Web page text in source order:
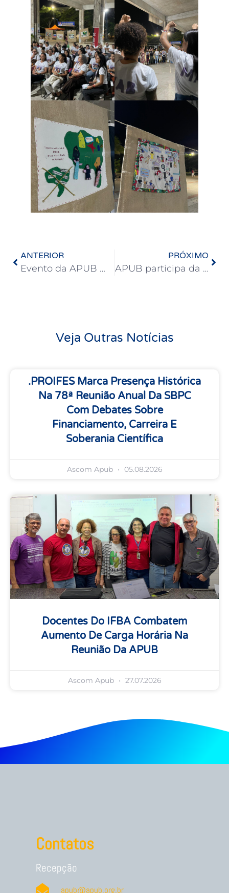
ANTERIOR
Evento da APUB marca 55 anos da morte de Anísio Teixeira e reforça luta por memória, verdade e justiça
PRÓXIMO
APUB participa da posse dos novos diretores de Medicina Veterinária
Veja Outras Notícias
.PROIFES Marca Presença Histórica
Na 78ª Reunião Anual Da SBPC
Com Debates Sobre
Financiamento, Carreira E
Soberania Científica
Ascom Apub 05.08.2026
Docentes Do IFBA Combatem
Aumento De Carga Horária Na
Reunião Da APUB
Ascom Apub 27.07.2026
Contatos
Recepção
apub@apub.org.br